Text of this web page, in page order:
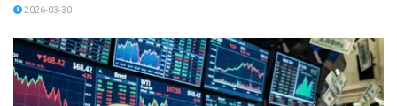
2026-03-30